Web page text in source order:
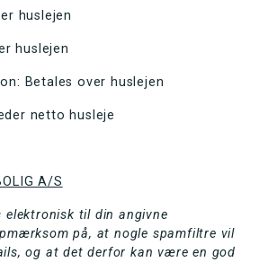
huslejen
huslejen
Betales over huslejen
netto husleje
A/S
elektronisk til din angivne
på, at nogle spamfiltre vil
og at det derfor kan være en god